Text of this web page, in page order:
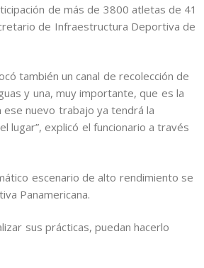
de más de 3800 atletas de 41
de Infraestructura Deportiva de
también un canal de recolección de
y una, muy importante, que es la
ese nuevo trabajo ya tendrá la
lugar”, explicó el funcionario a través
escenario de alto rendimiento se
Panamericana.
sus prácticas, puedan hacerlo